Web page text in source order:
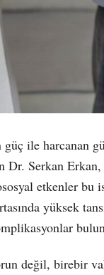
ile harcanan
Dr. Serkan
etkenler bu
yüksek
değil, birebir